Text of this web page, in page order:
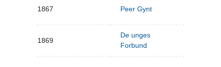
1867 Peer Gynt
1869
De unges
Forbund